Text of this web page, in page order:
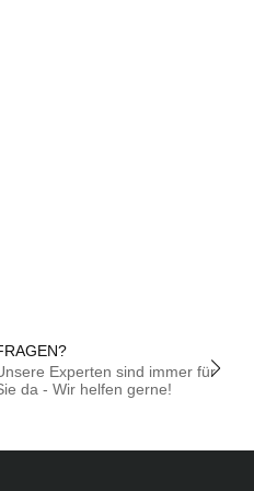
Experten sind
da - Wir helfen